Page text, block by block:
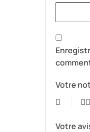
Votre
Votre